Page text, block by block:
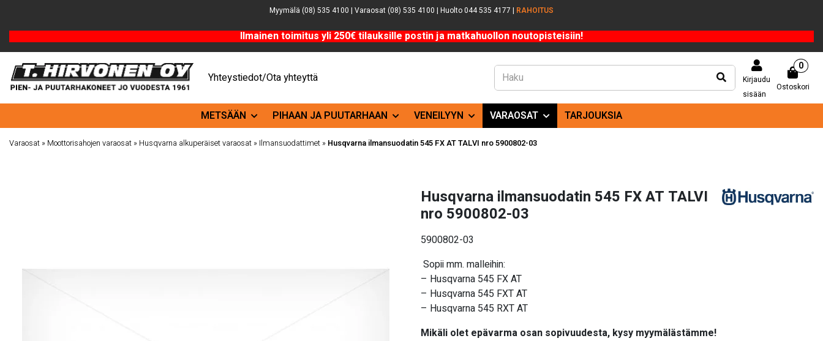
Myymälä (08) 535 4100 | Varaosat (08) 535 4100 | Huolto 044 535 4177 | RAHOITUS
Ilmainen toimitus yli 250€ tilauksille postin ja matkahuollon noutopisteisiin!
Yhteystiedot/Ota yhteyttä
Kirjaudu
sisään
Ostoskori
0
METSÄÄN PIHAAN JA PUUTARHAAN VENEILYYN VARAOSAT TARJOUKSIA
Varaosat » Moottorisahojen varaosat » Husqvarna alkuperäiset varaosat » Ilmansuodattimet » Husqvarna ilmansuodatin 545 FX AT TALVI nro 5900802-03
Husqvarna ilmansuodatin 545 FX AT TALVI
nro 5900802-03
5900802-03
Sopii mm. malleihin:
– Husqvarna 545 FX AT
– Husqvarna 545 FXT AT
– Husqvarna 545 RXT AT
Mikäli olet epävarma osan sopivuudesta, kysy myymälästämme!